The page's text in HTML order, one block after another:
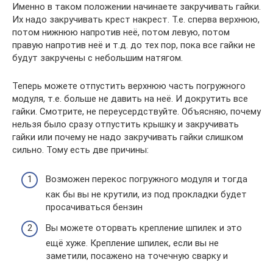
Именно в таком положении начинаете закручивать гайки.
Их надо закручивать крест накрест. Т.е. сперва верхнюю,
потом нижнюю напротив неё, потом левую, потом
правую напротив неё и т.д. до тех пор, пока все гайки не
будут закручены с небольшим натягом.
Теперь можете отпустить верхнюю часть погружного
модуля, т.е. больше не давить на неё. И докрутить все
гайки. Смотрите, не переусердствуйте. Объясняю, почему
нельзя было сразу отпустить крышку и закручивать
гайки или почему не надо закручивать гайки слишком
сильно. Тому есть две причины:
Возможен перекос погружного модуля и тогда
как бы вы не крутили, из под прокладки будет
просачиваться бензин
Вы можете оторвать крепление шпилек и это
ещё хуже. Крепление шпилек, если вы не
заметили, посажено на точечную сварку и